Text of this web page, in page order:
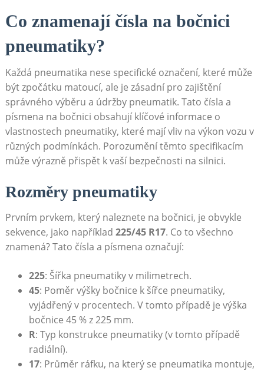
Co znamenají čísla na bočnici
⁤pneumatiky?
Každá pneumatika nese⁣ specifické označení, které⁤ může
být zpočátku matoucí, ale je zásadní pro zajištění
správného výběru ‌a údržby pneumatik. Tato čísla a
písmena na bočnici obsahují klíčové informace o​
vlastnostech pneumatiky,⁣ které mají vliv na výkon vozu v‌
různých podmínkách. Porozumění těmto specifikacím
může výrazně přispět ​k vaší bezpečnosti ​na silnici.
Rozměry pneumatiky
Prvním prvkem, který naleznete na bočnici, je obvykle
sekvence, jako například 225/45 R17. Co to všechno
znamená? Tato čísla a písmena ​označují:
225: Šířka pneumatiky v milimetrech.
45: Poměr výšky bočnice k šířce pneumatiky,
vyjádřený v procentech. V tomto‍ případě je výška
bočnice 45 % z 225 mm.
R: Typ konstrukce pneumatiky (v tomto případě
radiální).
17: Průměr ráfku, na který se pneumatika montuje,